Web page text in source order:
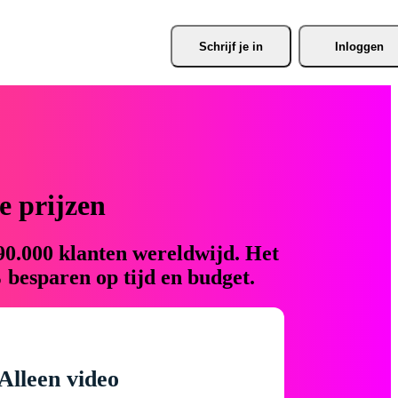
Schrijf je in Inloggen
prijzen
klanten wereldwijd. Het
op tijd en budget.
video